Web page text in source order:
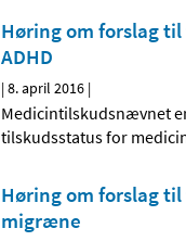
Høring om forslag
ADHD
|8. april 2016 |
Medicintilskudsnævnet
tilskudsstatus for
Høring om forslag
migræne